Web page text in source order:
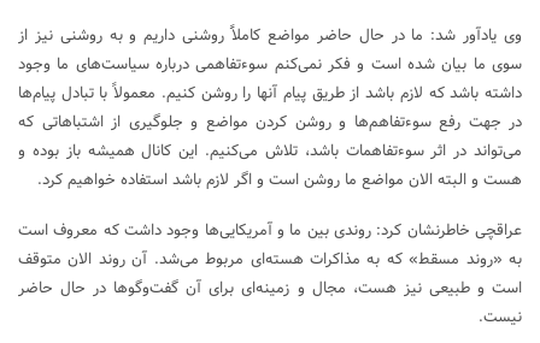
وی یادآور شد: ما در حال حاضر مواضع کاملاًَ روشنی داریم و به روشنی نیز از
سوی ما بیان شده است و فکر نمی‌کنم سوءتفاهمی درباره سیاست‌های ما وجود
داشته باشد که لازم باشد از طریق پیام آنها را روشن کنیم. معمولاً با تبادل پیام‌ها
در جهت رفع سوءتفاهم‌ها و روشن کردن مواضع و جلوگیری از اشتباهاتی که
می‌تواند در اثر سوءتفاهمات باشد، تلاش می‌کنیم. این کانال همیشه باز بوده و
هست و البته الان مواضع ما روشن است و اگر لازم باشد استفاده خواهیم کرد.
عراقچی خاطرنشان کرد: روندی بین ما و آمریکایی‌ها وجود داشت که معروف است
به «روند مسقط» که به مذاکرات هسته‌ای مربوط می‌شد. آن روند الان متوقف
است و طبیعی نیز هست، مجال و زمینه‌ای برای آن گفت‌وگوها در حال حاضر
نیست.